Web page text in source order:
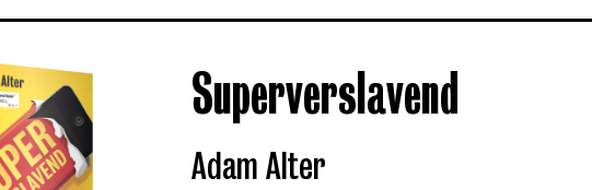
Superverslavend
Adam Alter